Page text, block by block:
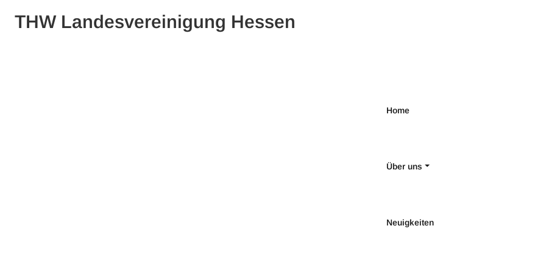
THW Landesvereinigung Hessen
Home
Über uns
Neuigkeiten